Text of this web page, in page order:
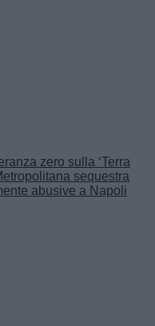
zero sulla ‘Terra
sequestra
abusive a Napoli